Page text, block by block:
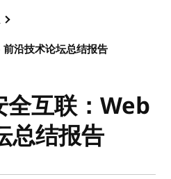
沿技术论坛总结报告
全互联：Web
总结报告